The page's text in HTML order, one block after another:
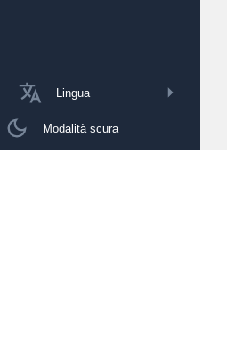
Lingua
Modalità scura